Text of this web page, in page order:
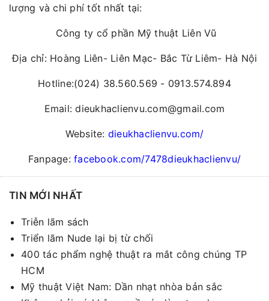
lượng và chi phí tốt nhất tại:
Công ty cổ phần Mỹ thuật Liên Vũ
Địa chỉ: Hoàng Liên- Liên Mạc- Bắc Từ Liêm- Hà Nội
Hotline:(024) 38.560.569 - 0913.574.894
Email: dieukhaclienvu.com@gmail.com
Website: dieukhaclienvu.com/
Fanpage:facebook.com/7478dieukhaclienvu/
TIN MỚI NHẤT
Triễn lãm sách
Triển lãm Nude lại bị từ chối
400 tác phẩm nghệ thuật ra mắt công chúng TP
HCM
Mỹ thuật Việt Nam: Dần nhạt nhòa bản sắc